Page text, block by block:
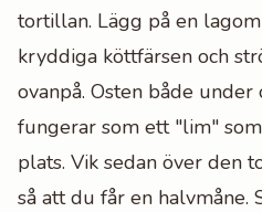
tortillan. Lägg på en
kryddiga köttfärsen och
ovanpå. Osten både
fungerar som ett "lim"
plats. Vik sedan över den
så att du får en halvmåne.